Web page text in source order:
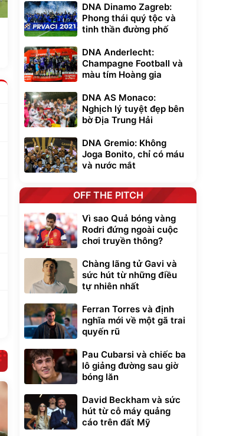
DNA Dinamo Zagreb:
Phong thái quý tộc và
tinh thần đường phố
DNA Anderlecht:
Champagne Football và
màu tím Hoàng gia
DNA AS Monaco:
Nghịch lý tuyệt đẹp bên
bờ Địa Trung Hải
DNA Gremio: Không
Joga Bonito, chỉ có máu
và nước mắt
OFF THE PITCH
Vì sao Quả bóng vàng
Rodri đứng ngoài cuộc
chơi truyền thông?
Chàng lãng tử Gavi và
sức hút từ những điều
tự nhiên nhất
Ferran Torres và định
nghĩa mới về một gã trai
quyến rũ
Pau Cubarsi và chiếc ba
lô giảng đường sau giờ
bóng lăn
David Beckham và sức
hút từ cỗ máy quảng
cáo trên đất Mỹ